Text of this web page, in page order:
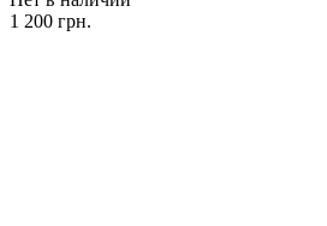
1 200 грн.